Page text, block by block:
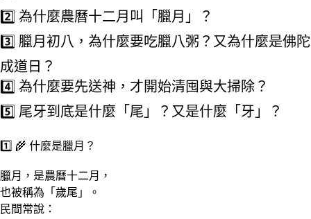
2️⃣ 為什麼農曆十二月叫「臘月」？
3️⃣ 臘月初八，為什麼要吃臘八粥？又為什麼是佛陀
成道日？
4️⃣ 為什麼要先送神，才開始清囤與大掃除？
5️⃣ 尾牙到底是什麼「尾」？又是什麼「牙」？
1️⃣ 🌾 什麼是臘月？
臘月，是農曆十二月，
也被稱為「歲尾」。
民間常說：